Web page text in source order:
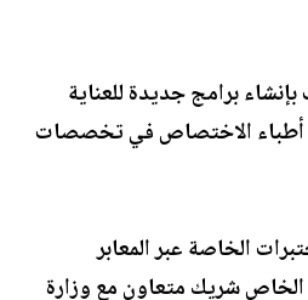
برامج جديدة للعناية
أطباء الاختصاص في تخصصات
الخاصة عبر المعابر
الخاص شريك متعاون مع وزارة